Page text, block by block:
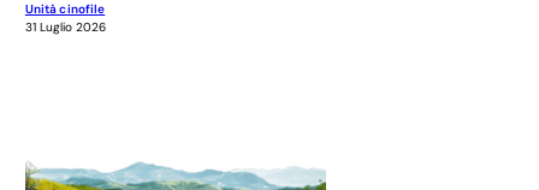
Unità cinofile
31 Luglio 2026